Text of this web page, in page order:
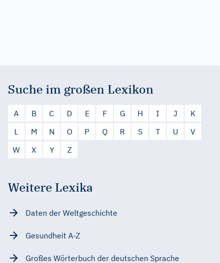
Suche im großen Lexikon
A B C D E F G H I J
K
L
M N O P Q R S T U
V
W
X Y Z
Weitere Lexika
Daten der Weltgeschichte
Gesundheit A-Z
Großes Wörterbuch der deutschen Sprache